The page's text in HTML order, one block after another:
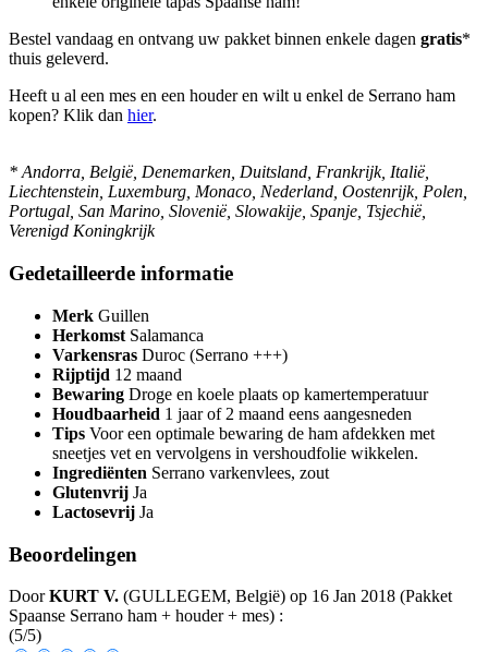
Bestel vandaag en ontvang uw pakket binnen enkele dagen gratis*
thuis geleverd.
Heeft u al een mes en een houder en wilt u enkel de Serrano ham
kopen? Klik dan hier.
*Andorra, België, Denemarken, Duitsland, Frankrijk, Italië,
Liechtenstein, Luxemburg, Monaco, Nederland, Oostenrijk, Polen,
Portugal, San Marino, Slovenië, Slowakije, Spanje, Tsjechië,
Verenigd Koningkrijk
Gedetailleerde informatie
Merk Guillen
Herkomst Salamanca
Varkensras Duroc (Serrano +++)
Rijptijd 12 maand
Bewaring Droge en koele plaats op kamertemperatuur
Houdbaarheid 1 jaar of 2 maand eens aangesneden
Tips Voor een optimale bewaring de ham afdekken met
sneetjes vet en vervolgens in vershoudfolie wikkelen.
Ingrediënten Serrano varkenvlees, zout
Glutenvrij Ja
Lactosevrij Ja
Beoordelingen
DoorKURT V. (GULLEGEM, België) op 16 Jan 2018 (Pakket
Spaanse Serrano ham + houder + mes) :
(5/5)